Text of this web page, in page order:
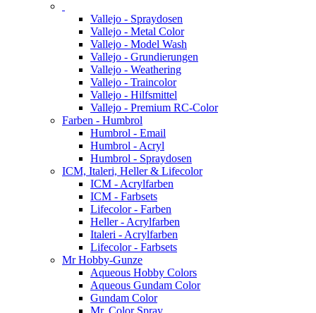
Vallejo - Spraydosen
Vallejo - Metal Color
Vallejo - Model Wash
Vallejo - Grundierungen
Vallejo - Weathering
Vallejo - Traincolor
Vallejo - Hilfsmittel
Vallejo - Premium RC-Color
Farben - Humbrol
Humbrol - Email
Humbrol - Acryl
Humbrol - Spraydosen
ICM, Italeri, Heller & Lifecolor
ICM - Acrylfarben
ICM - Farbsets
Lifecolor - Farben
Heller - Acrylfarben
Italeri - Acrylfarben
Lifecolor - Farbsets
Mr Hobby-Gunze
Aqueous Hobby Colors
Aqueous Gundam Color
Gundam Color
Mr. Color Spray